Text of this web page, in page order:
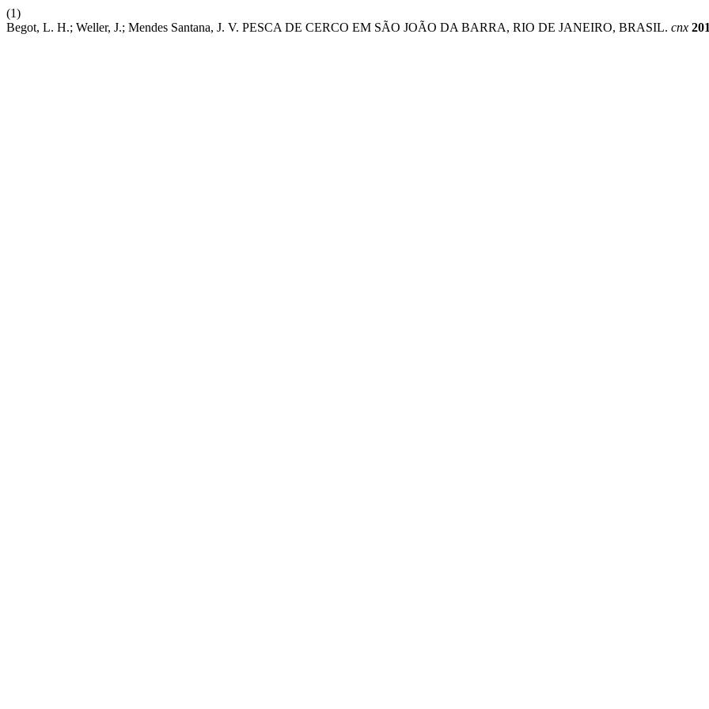
(1)
Begot, L. H.; Weller, J.; Mendes Santana, J. V. PESCA DE CERCO EM SÃO JOÃO DA BARRA, RIO DE JANEIRO, BRASIL. cnx